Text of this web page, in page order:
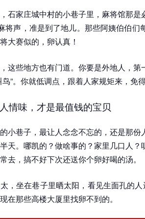
石家庄城中村的小巷子里，麻将馆那
将声，准是到了地儿。那些阿姨伯伯们
大赛似的，卵认真！
这些地方也有门道。你要是外地人，
”。你就低调点，跟着人家规矩来，免
情味，才是最值钱的宝贝
小巷子，最让人念念不忘的，还是那
天。哪凯的？做啥事的？家里几口人
去，搞不好下次还送你个卵好喝的汤。
，坐在巷子里晒太阳，看见生面孔的
在那些高楼大厦里找卵不到的。